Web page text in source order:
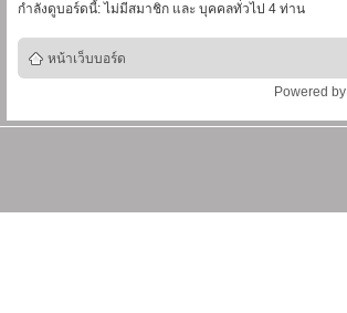
กำลังดูบอร์ดนี้: ไม่มีสมาชิก และ บุคคลทั่วไป 4 ท่าน
หน้าเว็บบอร์ด
Powered by